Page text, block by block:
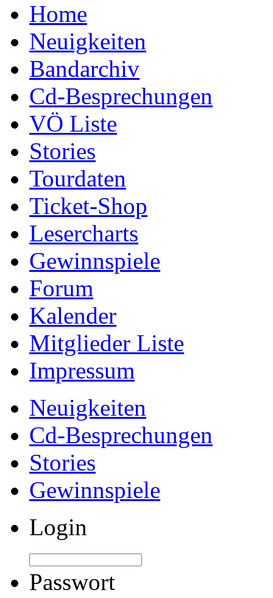
Home
Neuigkeiten
Bandarchiv
Cd-Besprechungen
VÖ Liste
Stories
Tourdaten
Ticket-Shop
Lesercharts
Gewinnspiele
Forum
Kalender
Mitglieder Liste
Impressum
Neuigkeiten
Cd-Besprechungen
Stories
Gewinnspiele
Login
Passwort